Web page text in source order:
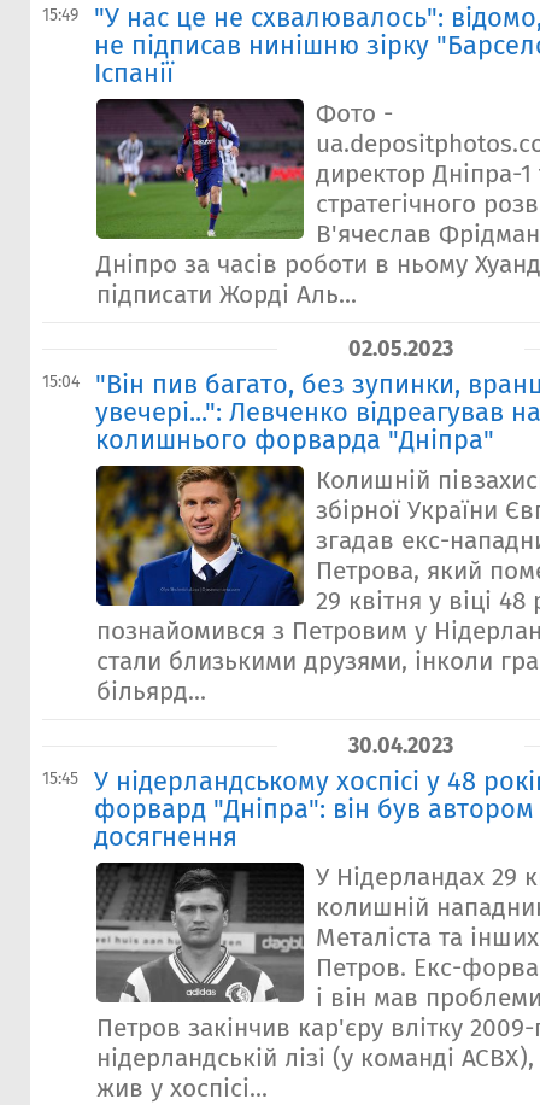
15:49
"У нас це не схвалювалось":
не підписав нинішню зірку
Іспанії
Фото -
директор Дніпра-1
стратегічного
В'ячеслав
Дніпро за часів роботи в ньому
підписати Жорді Аль...
02.05.2023
15:04
"Він пив багато, без зупинки,
увечері...": Левченко відреагував
колишнього форварда "Дніпра"
Колишній
збірної України
згадав екс-
Петрова, який
29 квітня у віці
познайомився з Петровим у
стали близькими друзями, інколи
більярд...
30.04.2023
15:45
У нідерландському хоспісі у 48
форвард "Дніпра": він був автором
досягнення
У Нідерландах 29
колишній
Металіста та
Петров. Екс-
і він мав
Петров закінчив кар'єру влітку 2009-
нідерландській лізі (у команді
жив у хоспісі...